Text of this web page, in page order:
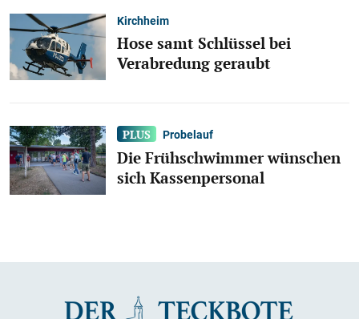
Kirchheim
Hose samt Schlüssel bei
Verabredung geraubt
Probelauf
Die Frühschwimmer wünschen
sich Kassenpersonal